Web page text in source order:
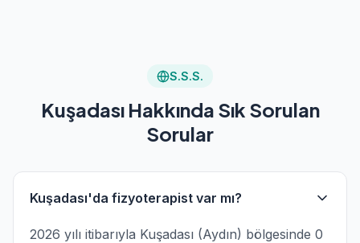
S.S.S.
Kuşadası Hakkında Sık Sorulan
Sorular
Kuşadası'da fizyoterapist var mı?
2026 yılı itibarıyla Kuşadası (Aydın) bölgesinde 0